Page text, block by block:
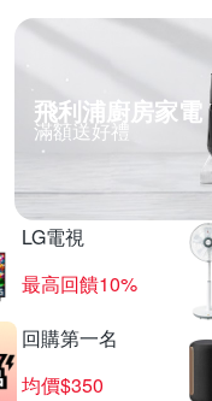
飛利浦廚房家電
滿額送好禮
LG電視
最高回饋10%
回購第一名
均價$350